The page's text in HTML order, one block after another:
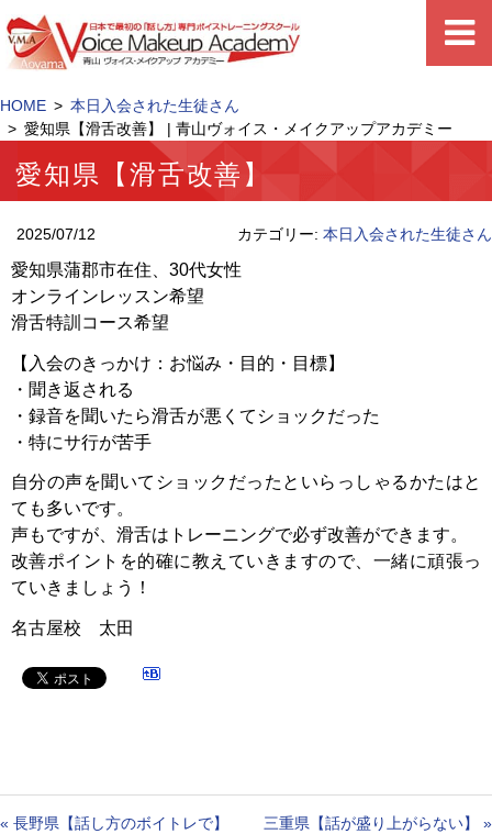
HOME
本日入会された生徒さん
愛知県【滑舌改善】 | 青山ヴォイス・メイクアップアカデミー
愛知県【滑舌改善】
2025/07/12 カテゴリー: 本日入会された生徒さん
愛知県蒲郡市在住、30代女性
オンラインレッスン希望
滑舌特訓コース希望
【入会のきっかけ：お悩み・目的・目標】
・聞き返される
・録音を聞いたら滑舌が悪くてショックだった
・特にサ行が苦手
自分の声を聞いてショックだったといらっしゃるかたはと
ても多いです。
声もですが、滑舌はトレーニングで必ず改善ができます。
改善ポイントを的確に教えていきますので、一緒に頑張っ
ていきましょう！
名古屋校 太田
« 長野県【話し方のボイトレで】 三重県【話が盛り上がらない】 »